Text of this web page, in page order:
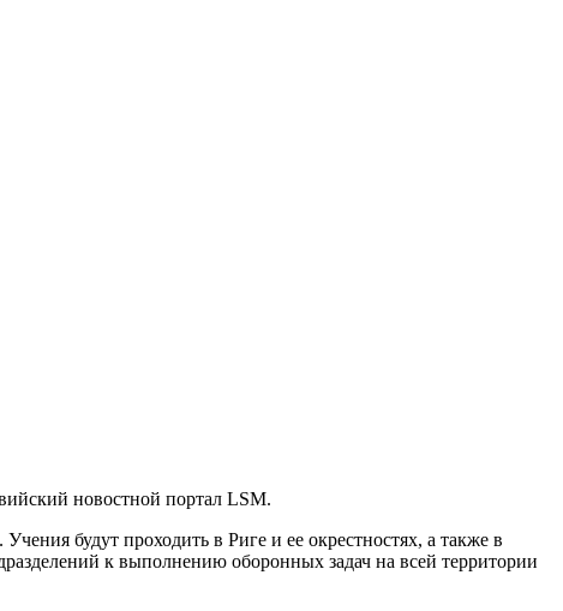
новостной портал LSM.
будут проходить в Риге и ее окрестностях, а также в
к выполнению оборонных задач на всей территории